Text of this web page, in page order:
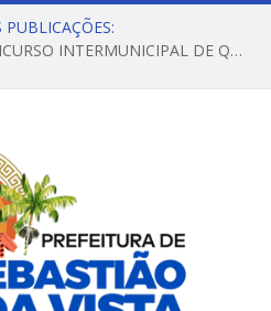
REGULAMENTO DO X CONCURSO INTERMUNICIPAL DE QUADRILHAS JUNINAS – 2026 – ARRAIÁ DA VENEZA